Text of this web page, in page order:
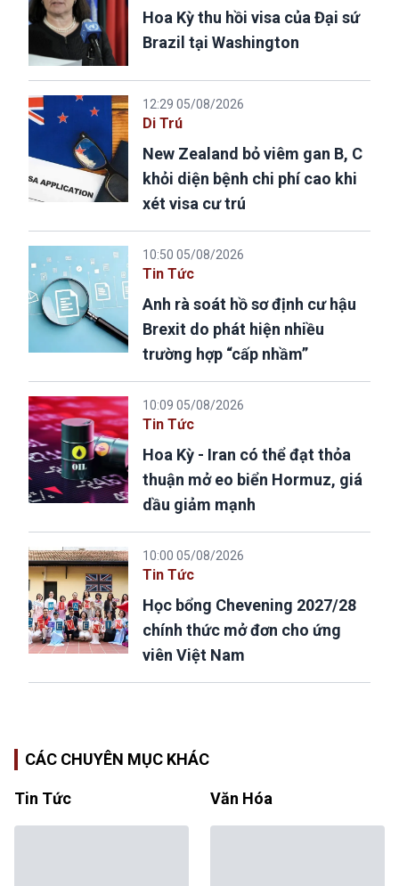
Hoa Kỳ thu hồi visa của Đại sứ
Brazil tại Washington
12:29 05/08/2026
Di Trú
New Zealand bỏ viêm gan B, C
khỏi diện bệnh chi phí cao khi
xét visa cư trú
10:50 05/08/2026
Tin Tức
Anh rà soát hồ sơ định cư hậu
Brexit do phát hiện nhiều
trường hợp “cấp nhầm”
10:09 05/08/2026
Tin Tức
Hoa Kỳ - Iran có thể đạt thỏa
thuận mở eo biển Hormuz, giá
dầu giảm mạnh
10:00 05/08/2026
Tin Tức
Học bổng Chevening 2027/28
chính thức mở đơn cho ứng
viên Việt Nam
CÁC CHUYÊN MỤC KHÁC
Tin Tức Văn Hóa